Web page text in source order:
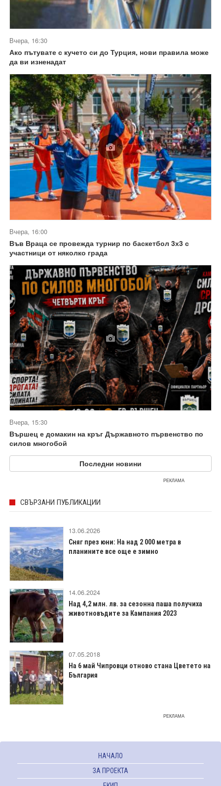
Вчера, 16:30
Ако пътувате с кучето си до Турция, нови правила може
да ви изненадат
Вчера, 16:00
Във Враца се провежда турнир по баскетбол 3х3 с
участници от няколко града
Вчера, 15:30
Вършец е домакин на кръг Държавното първенство по
силов многобой
Последни новини
РЕКЛАМА
СВЪРЗАНИ ПУБЛИКАЦИИ
13.06.2026
Сняг през юни: На над 2 000 метра в
планините все още е зимно
14.06.2024
Над 4,2 млн. лв. за сезонна паша получиха
животновъдите за Кампания 2023
07.05.2018
На 6 май Чипровци отново стана Цветето на
България
РЕКЛАМА
НАЧАЛО
ЗА ПРОЕКТА